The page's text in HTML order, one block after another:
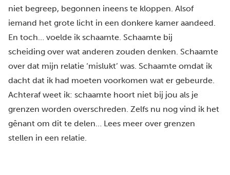
niet begreep, begonnen ineens te kloppen. Alsof
iemand het grote licht in een donkere kamer aandeed.
En toch… voelde ik schaamte. Schaamte bij
scheiding over wat anderen zouden denken. Schaamte
over dat mijn relatie ‘mislukt’ was. Schaamte omdat ik
dacht dat ik had moeten voorkomen wat er gebeurde.
Achteraf weet ik: schaamte hoort niet bij jou als je
grenzen worden overschreden. Zelfs nu nog vind ik het
gênant om dit te delen… Lees meer over grenzen
stellen in een relatie.